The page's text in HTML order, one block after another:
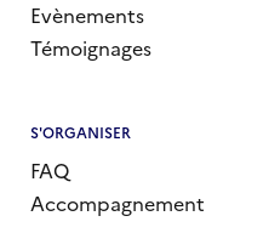
Evènements
Témoignages
S'ORGANISER
FAQ
Accompagnement